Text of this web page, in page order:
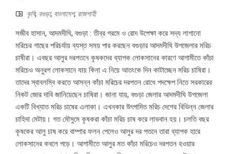
কৃষি, বগুড়া, বাংলাদেশ, রাজশাহী
সজীব হাসান, আদমদীঘি, বগুড়া : তীব্র গরমে ও রোদ উপেক্ষা করে সদ্য লাগানো
মরিচের গাছের পরিচর্যায় ব্যস্ত সময় পার করছেন বগুড়ার আদমদীঘি উপজেলার মরিচ
চাষীরা। এবছর আলুর দরপতনে কৃষকদের ব্যাপক লোকসানের কারণে আগামীতে কাঁচা
মরিচেও অনুরপ লোকসানে যায় কিনা এ নিয়ে আতংকে দিন কাটাচ্ছেন মরিচ চাষিরা।
তাদের স্বাবলম্বি করতে আসন্ন কাঁচা মরিচের দরপতন রোধে পদক্ষেপ নিতে সরকারের
নিকট জোর দাবি জানিয়েছেন চাষিরা। জানা যায়, বগুড়া জেলার আদমদীঘি উপজেলা
একটি বিখ্যাত মরিচ চাষের এলাকা। এখনকার উৎপাদিত মরিচ দেশের বিভিন্ন জেলার
চাহিদা মেটায়। গত মৌসুমে কৃষকরা কাঁচা মরিচ চাষ করে লাভবান হয়। চলতি বছর
কৃষকের আলু চাষ করে বাম্পার ফলন পেলেও আলুর দর পতনে তারা ব্যাপক হারে
লোকসানের কবলে পড়ে। আগামীতে আলুর মত কাঁচা মরিচেও দরপতন হওয়ার